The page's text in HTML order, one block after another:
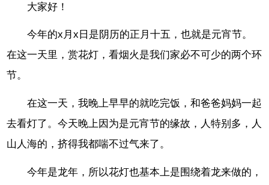
大家好！
今年的x月x日是阴历的正月十五，也就是元宵节。
在这一天里，赏花灯，看烟火是我们家必不可少的两个环
节。
在这一天，我晚上早早的就吃完饭，和爸爸妈妈一起
去看灯了。今天晚上因为是元宵节的缘故，人特别多，人
山人海的，挤得我都喘不过气来了。
今年是龙年，所以花灯也基本上是围绕着龙来做的，